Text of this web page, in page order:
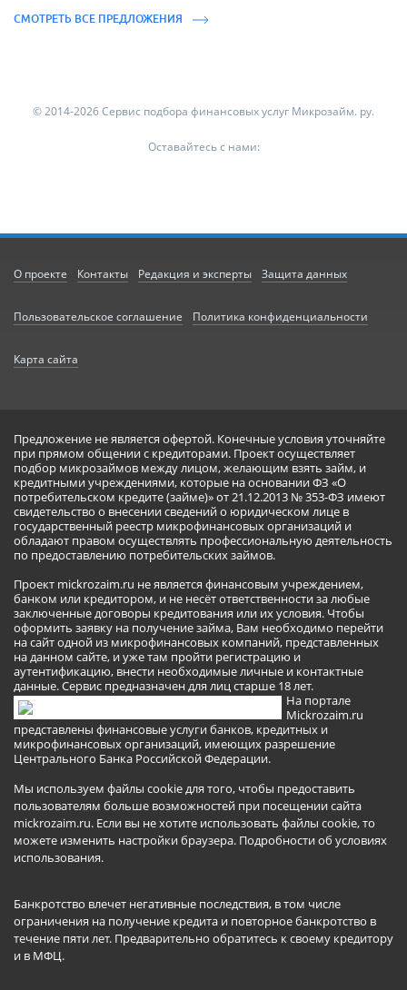
СМОТРЕТЬ ВСЕ ПРЕДЛОЖЕНИЯ
© 2014-2026 Сервис подбора финансовых услуг Микрозайм. ру.
Оставайтесь с нами:
О проекте Контакты Редакция и эксперты Защита данных
Пользовательское соглашение Политика конфиденциальности
Карта сайта
Предложение не является офертой. Конечные условия уточняйте
при прямом общении с кредиторами. Проект осуществляет
подбор микрозаймов между лицом, желающим взять займ, и
кредитными учреждениями, которые на основании ФЗ «О
потребительском кредите (займе)» от 21.12.2013 № 353-ФЗ имеют
свидетельство о внесении сведений о юридическом лице в
государственный реестр микрофинансовых организаций и
обладают правом осуществлять профессиональную деятельность
по предоставлению потребительских займов.
Проект mickrozaim.ru не является финансовым учреждением,
банком или кредитором, и не несёт ответственности за любые
заключенные договоры кредитования или их условия. Чтобы
оформить заявку на получение займа, Вам необходимо перейти
на сайт одной из микрофинансовых компаний, представленных
на данном сайте, и уже там пройти регистрацию и
аутентификацию, внести необходимые личные и контактные
данные. Сервис предназначен для лиц старше 18 лет.
На портале
Mickrozaim.ru
представлены финансовые услуги банков, кредитных и
микрофинансовых организаций, имеющих разрешение
Центрального Банка Российской Федерации.
Мы используем файлы cookie для того, чтобы предоставить
пользователям больше возможностей при посещении сайта
mickrozaim.ru. Если вы не хотите использовать файлы cookie, то
можете изменить настройки браузера. Подробности об условиях
использования.
Банкротство влечет негативные последствия, в том числе
ограничения на получение кредита и повторное банкротство в
течение пяти лет. Предварительно обратитесь к своему кредитору
и в МФЦ.